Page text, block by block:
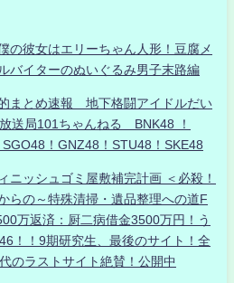
彼女はエリーちゃん人形！豆腐メ
バイターのぬいぐるみ男子末路編
まとめ速報 地下格闘アイドルだい
送局101ちゃんねる BNK48 ！
！GNZ48！STU48！SKE48
ニッシュゴミ屋敷補完計画 ＜必殺！
らの～特殊清掃・遺品整理への道F
万返済：厨二病借金3500万円！う
！！9期研究生、最後のサイト！全
のラストサイト絶賛！公開中